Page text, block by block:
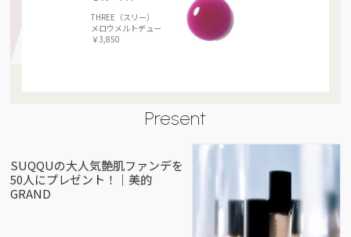
THREE（スリー）
メロウメルトデュー
￥3,850
Present
SUQQUの大人気艶肌ファンデを
50人にプレゼント！｜美的
GRAND